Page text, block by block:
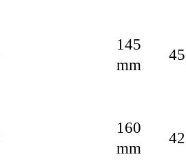
145
mm
160
mm